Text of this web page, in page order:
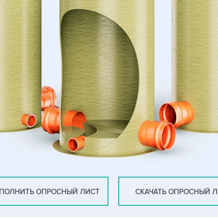
ОПРОСНЫЙ ЛИСТ СКАЧАТЬ ОПРОСНЫЙ